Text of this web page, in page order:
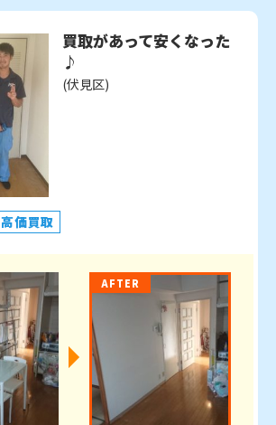
買取があって安くなった
♪
(伏見区)
高価買取
AFTER